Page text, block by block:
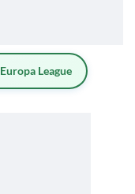
Europa League